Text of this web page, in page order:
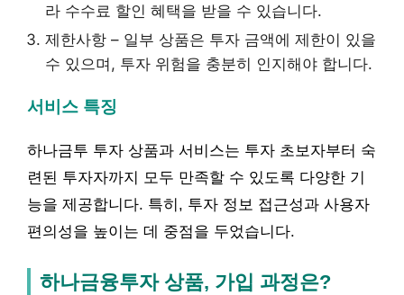
라 수수료 할인 혜택을 받을 수 있습니다.
제한사항 – 일부 상품은 투자 금액에 제한이 있을
수 있으며, 투자 위험을 충분히 인지해야 합니다.
서비스 특징
하나금투 투자 상품과 서비스는 투자 초보자부터 숙
련된 투자자까지 모두 만족할 수 있도록 다양한 기
능을 제공합니다. 특히, 투자 정보 접근성과 사용자
편의성을 높이는 데 중점을 두었습니다.
하나금융투자 상품, 가입 과정은?